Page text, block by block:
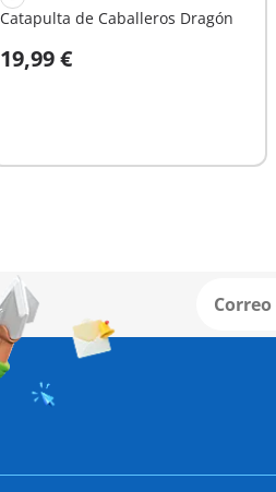
Catapulta de Caballeros Dragón
19,99 €
A la cesta